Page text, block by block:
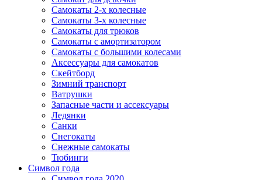
Самокаты 2-х колесные
Самокаты 3-х колесные
Самокаты для трюков
Самокаты с амортизатором
Самокаты с большими колесами
Аксессуары для самокатов
Скейтборд
Зимний транспорт
Ватрушки
Запасные части и ассексуары
Ледянки
Санки
Снегокаты
Снежные самокаты
Тюбинги
Символ года